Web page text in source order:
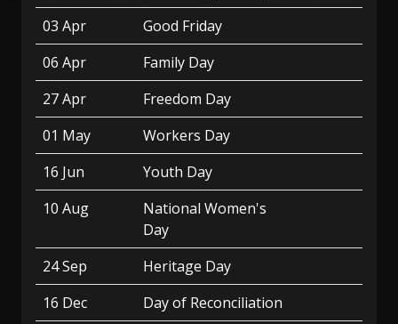
03 Apr
Good Friday
06 Apr
Family Day
27 Apr
Freedom Day
01 May
Workers Day
16 Jun
Youth Day
10 Aug
National Women's
Day
24 Sep
Heritage Day
16 Dec
Day of Reconciliation